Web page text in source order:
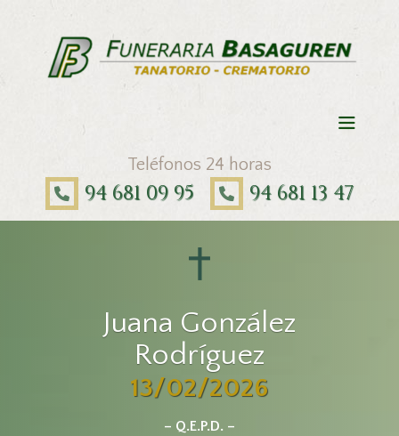
Teléfonos 24 horas
94 681 09 95 94 681 13 47
Juana González
Rodríguez
13/02/2026
– Q.E.P.D. –